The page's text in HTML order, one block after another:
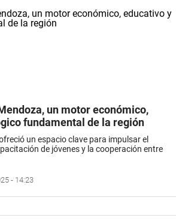
un motor económico,
fundamental de la región
un espacio clave para impulsar el
de jóvenes y la cooperación entre
- 14:23